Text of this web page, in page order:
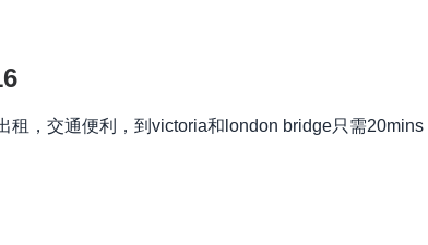
，交通便利，到victoria和london bridge只需